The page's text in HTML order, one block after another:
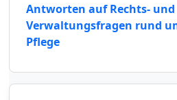
Antworten auf Rechts- und
Verwaltungsfragen rund
Pflege